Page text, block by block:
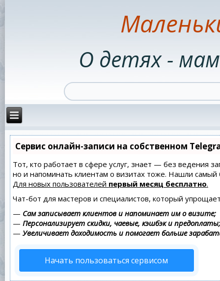
О детях -
Сервис онлайн-записи на собственном
Тот, кто работает в сфере услуг, знает — без ведения
но и напоминать клиентам о визитах тоже. Нашли
Для новых пользователей первый месяц бесплатно.
Чат-бот для мастеров и специалистов, который
— Сам записывает клиентов и напоминает им о визите;
— Персонализирует скидки, чаевые, кэшбэк и предоплаты;
— Увеличивает доходимость и помогает больше
Начать пользоваться сервисом